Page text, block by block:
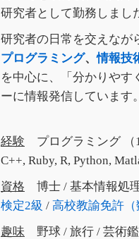
研究者として勤務しまし
研究者の日常を交えなが
プログラミング、情報技
を中心に、「分かりやす
ーに情報発信しています。
経験 プログラミング （
C++, Ruby, R, Python,
資格 博士 / 基本情報処
検定2級 / 高校教諭免許（
趣味 野球 / 旅行 / 芸術